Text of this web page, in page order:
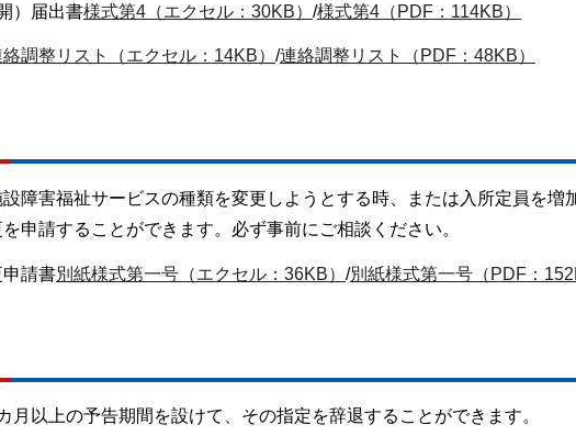
）届出書様式第4（エクセル：30KB） /様式第4（PDF：114KB）
調整リスト（エクセル：14KB） /連絡調整リスト（PDF：48KB）
障害福祉サービスの種類を変更しようとする時、または入所定員を増
申請することができます。必ず事前にご相談ください。
申請書別紙様式第一号（エクセル：36KB） /別紙様式第一号（PDF：
月以上の予告期間を設けて、その指定を辞退することができます。